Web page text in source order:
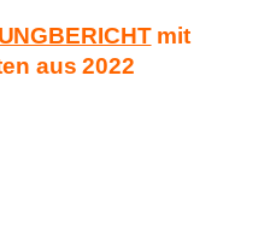
mit
aus 2022